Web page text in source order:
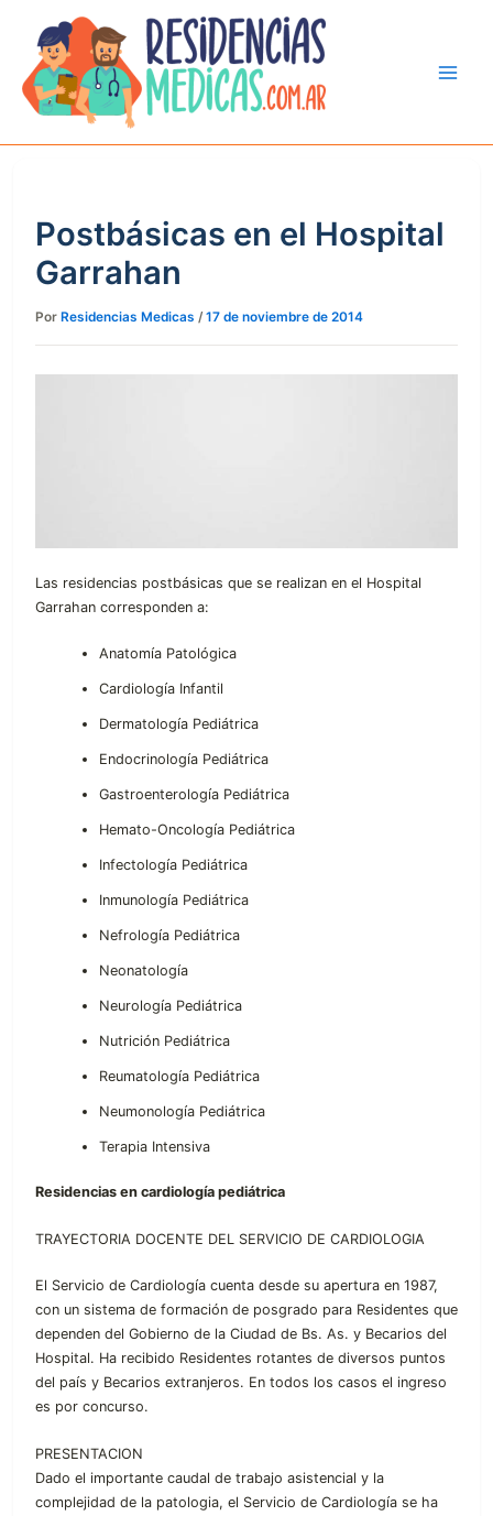
contenido
Postbásicas en el Hospital
Garrahan
Por Residencias Medicas /17 de noviembre de 2014
Las residencias postbásicas que se realizan en el Hospital
Garrahan corresponden a:
Anatomía Patológica
Cardiología Infantil
Dermatología Pediátrica
Endocrinología Pediátrica
Gastroenterología Pediátrica
Hemato-Oncología Pediátrica
Infectología Pediátrica
Inmunología Pediátrica
Nefrología Pediátrica
Neonatología
Neurología Pediátrica
Nutrición Pediátrica
Reumatología Pediátrica
Neumonología Pediátrica
Terapia Intensiva
Residencias en cardiología pediátrica
TRAYECTORIA DOCENTE DEL SERVICIO DE CARDIOLOGIA
El Servicio de Cardiología cuenta desde su apertura en 1987,
con un sistema de formación de posgrado para Residentes que
dependen del Gobierno de la Ciudad de Bs. As. y Becarios del
Hospital. Ha recibido Residentes rotantes de diversos puntos
del país y Becarios extranjeros. En todos los casos el ingreso
es por concurso.
PRESENTACION
Dado el importante caudal de trabajo asistencial y la
complejidad de la patologia, el Servicio de Cardiología se ha